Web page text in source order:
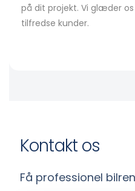
på dit projekt. Vi glæder
tilfredse kunder.
Kontakt os
Få professionel